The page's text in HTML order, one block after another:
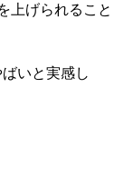
上げられること
いと実感し